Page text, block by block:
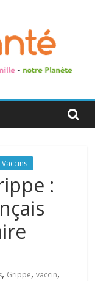
Vaccins
:
, Grippe,vaccin,